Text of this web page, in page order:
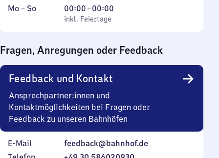
Montag
Mo – So,
inkl. Feiertage
00:00–00:00
Von
0
0
Uhr
inkl. Feiertage
Fragen, Anregungen oder Feedback
Feedback und Kontakt
Ansprechpartner:innen und
Kontaktmöglichkeiten bei Fragen oder
Feedback zu unseren Bahnhöfen
E-Mail
feedback@bahnhof.de